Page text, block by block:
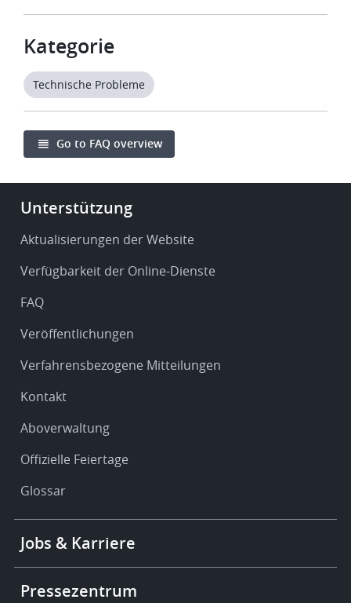
Kategorie
Technische Probleme
Go to FAQ overview
Footer
Service
support
Unterstützung
Aktualisierungen der Website
Verfügbarkeit der Online-Dienste
FAQ
Veröffentlichungen
Verfahrensbezogene Mitteilungen
Kontakt
Aboverwaltung
Offizielle Feiertage
Glossar
More
links
Jobs & Karriere
Pressezentrum